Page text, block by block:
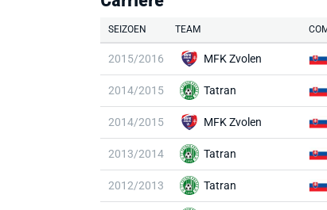
SEIZOEN TEAM
2015/2016 MFK Zvolen
2014/2015 Tatran
2014/2015 MFK Zvolen
2013/2014 Tatran
2012/2013 Tatran